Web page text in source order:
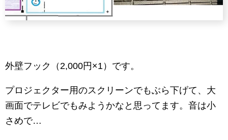
外壁フック（2,000円×1）です。
プロジェクター用のスクリーンでもぶら下げて、大
画面でテレビでもみようかなと思ってます。音は小
さめで…